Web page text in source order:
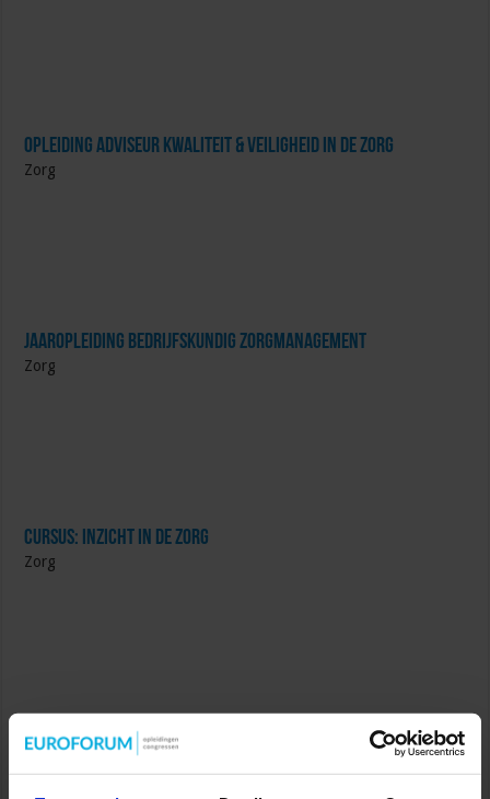
Opleiding Adviseur Kwaliteit & Veiligheid in de zorg
Zorg
Jaaropleiding Bedrijfskundig Zorgmanagement
Zorg
Cursus: Inzicht in de Zorg
Zorg
Verkorte opleiding voor de Jurist in de Zorg